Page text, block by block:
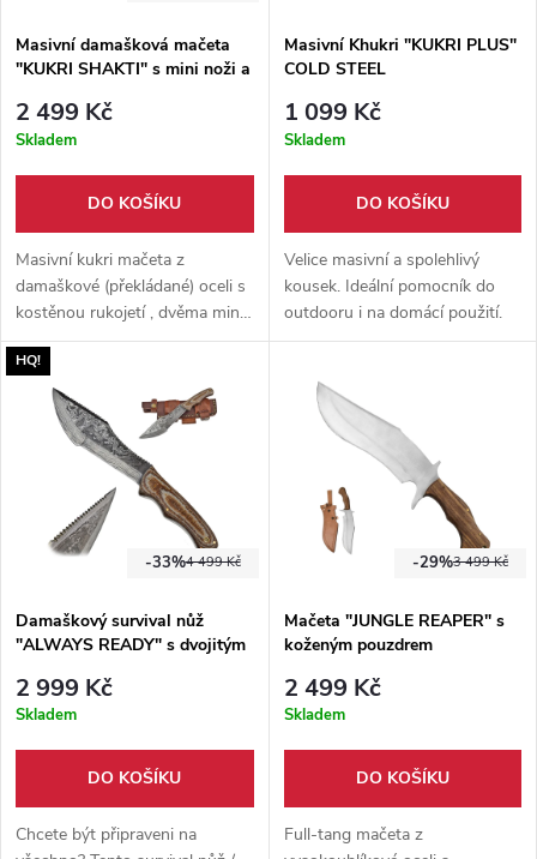
Masivní damašková mačeta
"KUKRI SHAKTI" s mini noži a
2 499 Kč
Skladem
DO KOŠÍKU
Masivní kukri mačeta z
damaškové (překládané) oceli s
kostěnou rukojetí , dvěma mini
noži a koženým pouzdrem.
Stylová a funkční sada pro
náročné.
Masivní Khukri "KUKRI PLUS"
COLD STEEL
1 099 Kč
Skladem
DO KOŠÍKU
Velice masivní a spolehlivý
kousek. Ideální pomocník do
outdooru i na domácí použití.
HQ!
4 499 Kč
-33%
Damaškový survival nůž
"ALWAYS READY" s dvojitým
2 999 Kč
Skladem
DO KOŠÍKU
Chcete být připraveni na
3 499 Kč
-29%
Mačeta "JUNGLE REAPER" s
koženým pouzdrem
2 499 Kč
Skladem
DO KOŠÍKU
Full-tang mačeta z